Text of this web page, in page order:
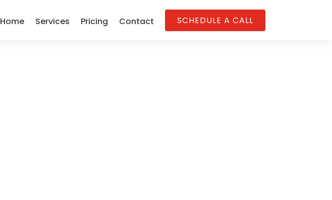
Home Services Pricing Contact SCHEDULE A CALL